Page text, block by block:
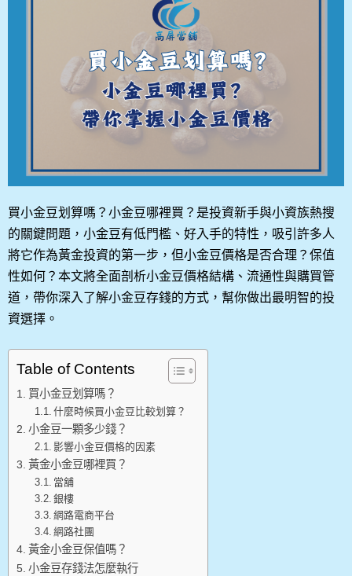
買小金豆划算嗎？小金豆哪裡買？是投資新手與小資族熱搜
的關鍵問題，小金豆有低門檻、好入手的特性，吸引許多人
將它作為黃金投資的第一步，但小金豆價格是否合理？保值
性如何？本文將全面剖析小金豆價格結構、流通性與購買管
道，帶你深入了解小金豆存錢的方式，幫你做出最明智的投
資選擇。
Table of Contents
買小金豆划算嗎？
什麼時候買小金豆比較划算？
小金豆一顆多少錢？
影響小金豆價格的因素
黃金小金豆哪裡買？
當舖
銀樓
網路電商平台
網路社團
黃金小金豆保值嗎？
小金豆存錢法怎麼執行